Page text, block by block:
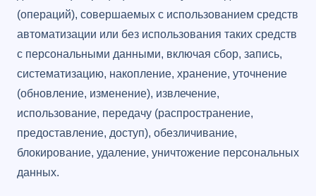
(операций), совершаемых с использованием средств
автоматизации или без использования таких средств
с персональными данными, включая сбор, запись,
систематизацию, накопление, хранение, уточнение
(обновление, изменение), извлечение,
использование, передачу (распространение,
предоставление, доступ), обезличивание,
блокирование, удаление, уничтожение персональных
данных.